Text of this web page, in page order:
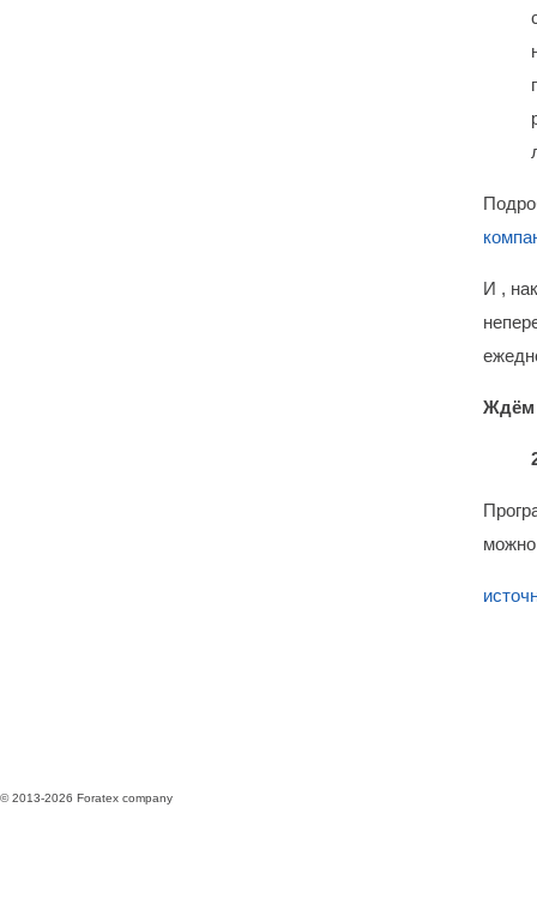
И ,
Ждём
© 2013-2026 Foratex company